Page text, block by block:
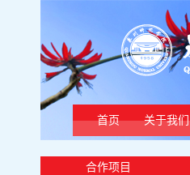
首页 关于我们
合作项目